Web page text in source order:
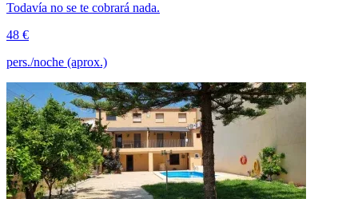
Todavía no se te cobrará nada.
48 €
pers./noche (aprox.)